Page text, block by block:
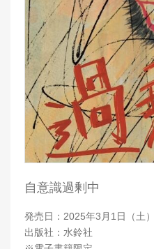
自意識過剰中
発売日：2025年3月1日（土）
出版社：水鈴社